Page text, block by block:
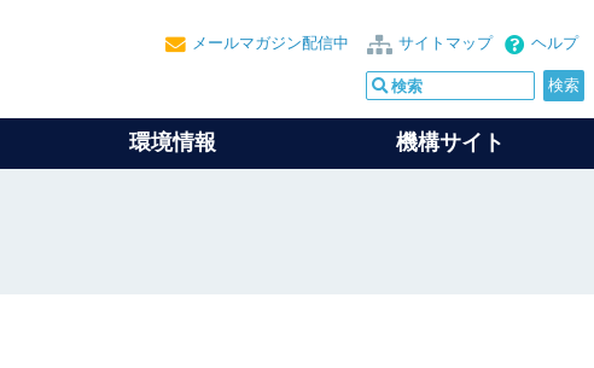
ヘルプ
サイトマップ
メールマガジン配信中
環境情報 機構サイト